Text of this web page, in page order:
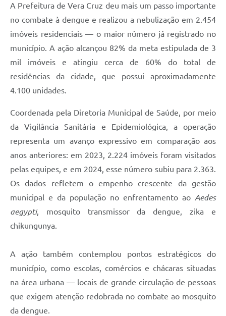
A Prefeitura de Vera Cruz deu mais um passo importante
no combate à dengue e realizou a nebulização em 2.454
imóveis residenciais — o maior número já registrado no
município. A ação alcançou 82% da meta estipulada de 3
mil imóveis e atingiu cerca de 60% do total de
residências da cidade, que possui aproximadamente
4.100 unidades.
Coordenada pela Diretoria Municipal de Saúde, por meio
da Vigilância Sanitária e Epidemiológica, a operação
representa um avanço expressivo em comparação aos
anos anteriores: em 2023, 2.224 imóveis foram visitados
pelas equipes, e em 2024, esse número subiu para 2.363.
Os dados refletem o empenho crescente da gestão
municipal e da população no enfrentamento ao Aedes
aegypti, mosquito transmissor da dengue, zika e
chikungunya.
A ação também contemplou pontos estratégicos do
município, como escolas, comércios e chácaras situadas
na área urbana — locais de grande circulação de pessoas
que exigem atenção redobrada no combate ao mosquito
da dengue.